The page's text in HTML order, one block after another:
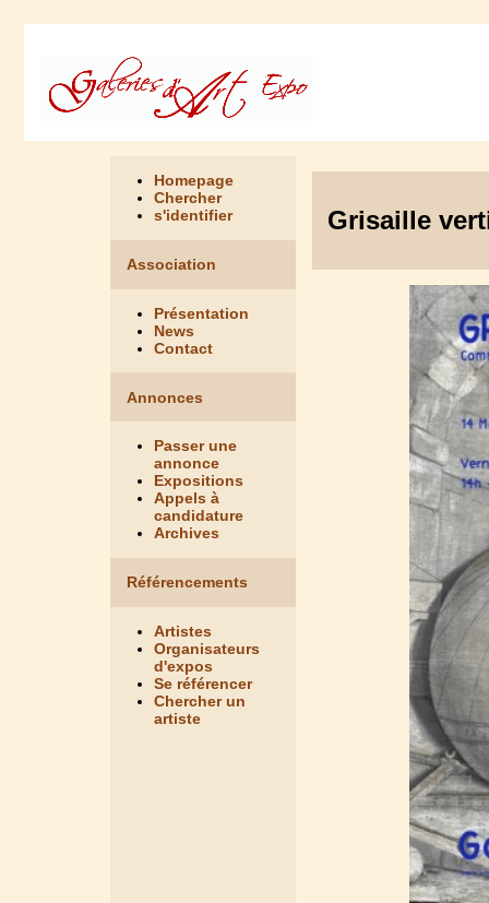
Homepage
Chercher
s'identifier
Association
Présentation
News
Contact
Annonces
Passer une
annonce
Expositions
Appels à
candidature
Archives
Référencements
Artistes
Organisateurs
d'expos
Se référencer
Chercher un
artiste
Grisaille